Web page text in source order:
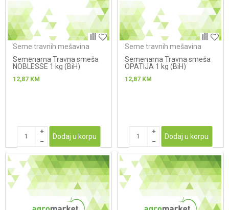
Seme travnih mešavina
Semenarna Travna smeša
NOBLESSE 1 kg (BiH)
12,87 KM
Dodaj u korpu
Seme travnih mešavina
Semenarna Travna smeša
OPATIJA 1 kg (BiH)
12,87 KM
Dodaj u korpu